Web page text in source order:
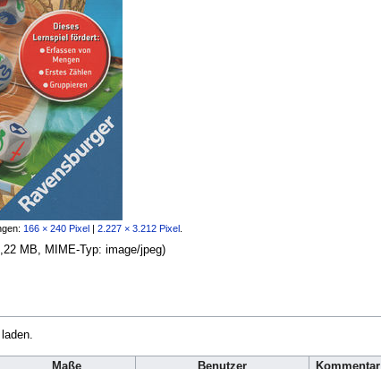
166 × 240 Pixel| 2.227 × 3.212 Pixel.
MB, MIME-Typ: image/jpeg)
Maße Benutzer Kommentar